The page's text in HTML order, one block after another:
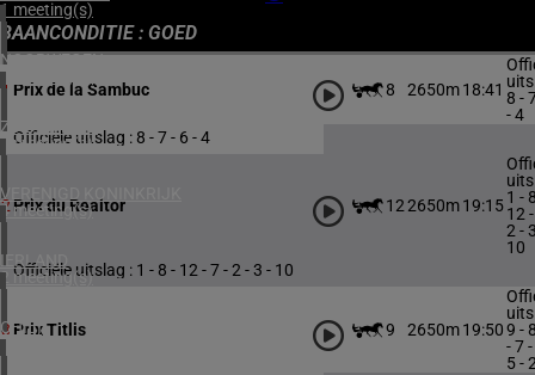
1 meeting(s)
NOORWEGEN
1 meeting(s)
ZUID-AFRIKA
1 meeting(s)
VERENIGD KONINKRIJK
4 meeting(s)
IERLAND
2 meeting(s)
CHILI
1 meeting(s)
BAANCONDITIE : GOED
1 Prix de la Sambuc 8 2650m18:41 8 -
- 4
Officiële uitslag : 8 - 7 - 6 - 4
2Prix du Realtor 122650m19:151 -
12
2 -
10
Officiële uitslag : 1 - 8 - 12 - 7 - 2 - 3 - 10
3 Prix Titlis 9 2650m19:509 -
- 7
5 -